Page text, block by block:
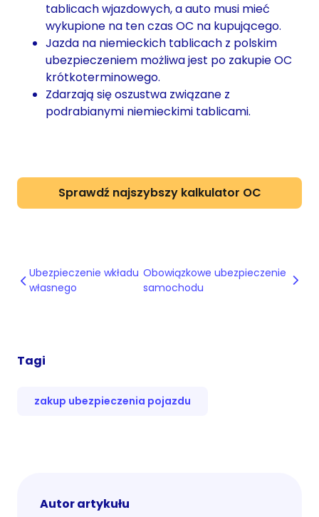
tablicach wjazdowych, a auto musi mieć
wykupione na ten czas OC na kupującego.
Jazda na niemieckich tablicach z polskim
ubezpieczeniem możliwa jest po zakupie OC
krótkoterminowego.
Zdarzają się oszustwa związane z
podrabianymi niemieckimi tablicami.
Sprawdź najszybszy kalkulator OC
Ubezpieczenie wkładu
własnego
Obowiązkowe ubezpieczenie
samochodu
Tagi
zakup ubezpieczenia pojazdu
Autor artykułu